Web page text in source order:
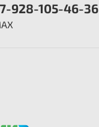
928-105-46-36